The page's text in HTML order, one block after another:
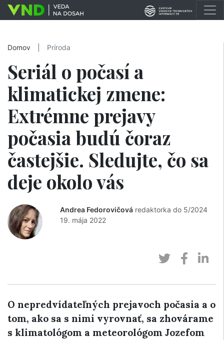
Domov Príroda
Seriál o počasí a
klimatickej zmene:
Extrémne prejavy
počasia budú čoraz
častejšie. Sledujte, čo sa
deje okolo vás
Andrea Fedorovičová redaktorka do 5/2024
19. mája 2022
O nepredvídateľných prejavoch počasia a o
tom, ako sa s nimi vyrovnať, sa zhovárame
s klimatológom a meteorológom Jozefom